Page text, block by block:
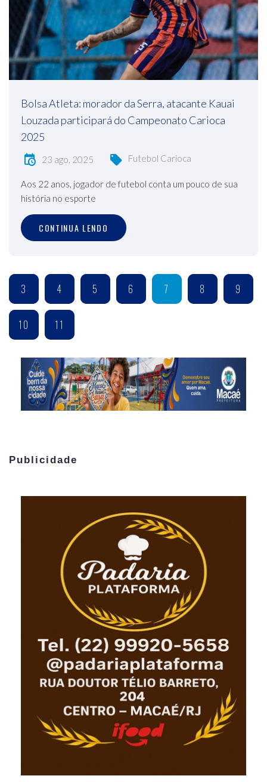
Bolsa Atleta: morador da Serra, atacante Kauai
Louzada participará do Campeonato Carioca
2025
23 ago, 2025 Futebol Carioca
Aos 22 anos, jogador de futebol conta um pouco de sua
história no esporte
CONTINUA LENDO
3 4 5 6 7 8 9
10 11
Publicidade